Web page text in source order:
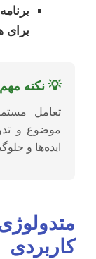
برای
💡 نکته
تعامل
موضوع و
ایده‌ها و
کاربردی